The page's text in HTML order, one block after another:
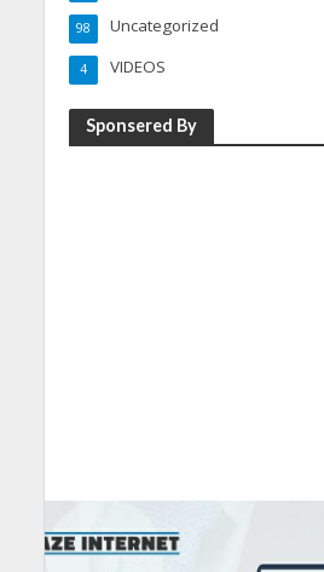
Uncategorized
98
VIDEOS
4
Sponsered By